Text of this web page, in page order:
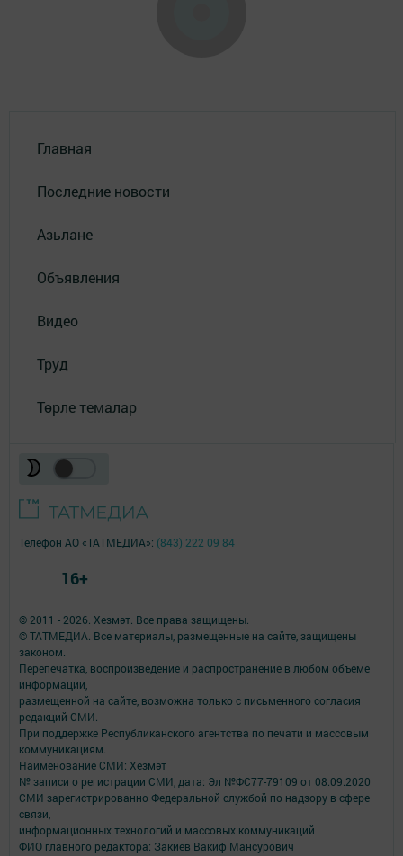
Главная
Последние новости
Азьлане
Объявления
Видео
Труд
Төрле темалар
© 2011 - 2026. Хезмәт. Все права защищены.
© ТАТМЕДИА. Все материалы, размещенные на сайте, защищены
законом.
Перепечатка, воспроизведение и распространение в любом объеме
информации,
размещенной на сайте, возможна только с письменного согласия
редакций СМИ.
При поддержке Республиканского агентства по печати и массовым
коммуникациям.
Наименование СМИ: Хезмәт
№ записи о регистрации СМИ, дата: Эл №ФС77-79109 от 08.09.2020
СМИ зарегистрированно Федеральной службой по надзору в сфере
связи,
информационных технологий и массовых коммуникаций
ФИО главного редактора: Закиев Вакиф Мансурович
Телефон АО «ТАТМЕДИА»: (843) 222 09 84
16+